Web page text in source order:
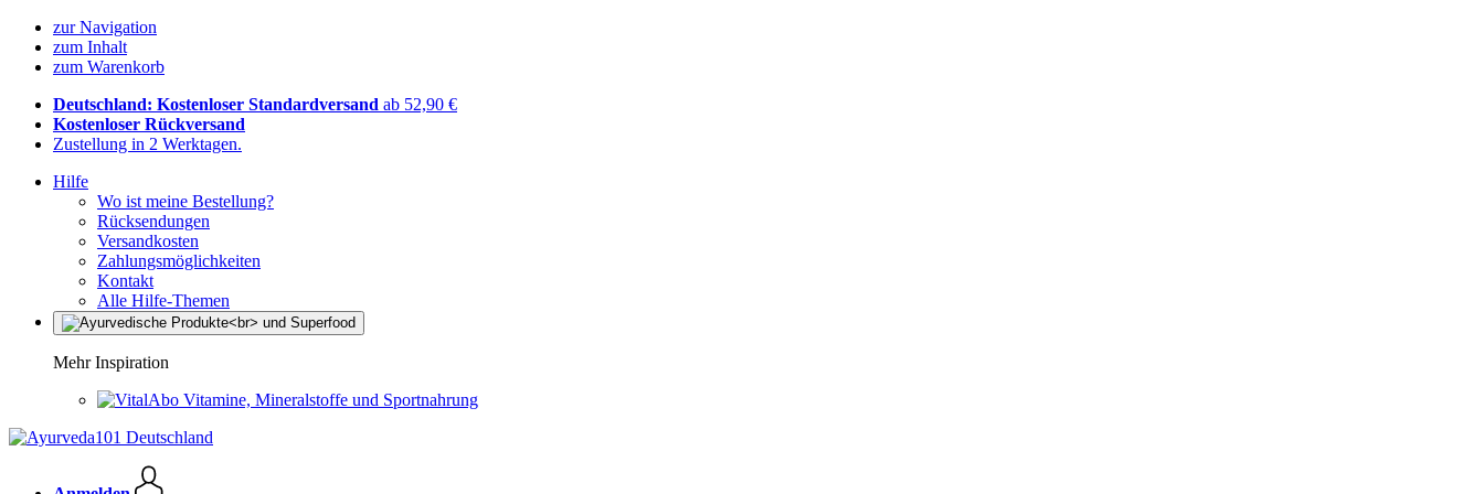
zur Navigation
zum Inhalt
zum Warenkorb
Deutschland: Kostenloser Standardversand ab 52,90 €
Kostenloser Rückversand
Zustellung in 2 Werktagen.
Hilfe
Wo ist meine Bestellung?
Rücksendungen
Versandkosten
Zahlungsmöglichkeiten
Kontakt
Alle Hilfe-Themen
Mehr Inspiration
Vitamine, Mineralstoffe und Sportnahrung